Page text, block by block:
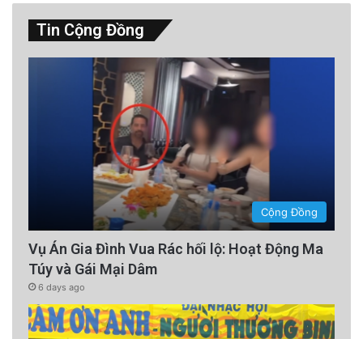
Tin Cộng Đồng
Cộng Đồng
Vụ Án Gia Đình Vua Rác hối lộ: Hoạt Động Ma
Túy và Gái Mại Dâm
6 days ago